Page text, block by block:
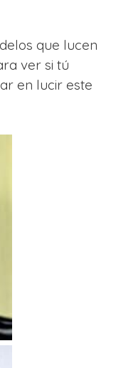
que lucen
ver si tú
en lucir este